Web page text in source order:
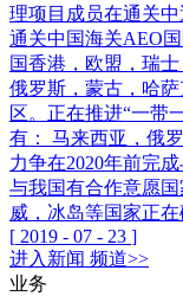
理项目成员在通关
通关中国海关AEO
国香港，欧盟，瑞
俄罗斯，蒙古，哈
区。正在推进“一带
有： 马来西亚，俄
力争在2020年前完
与我国有合作意愿
威，冰岛等国家正在
[ 2019 - 07 - 23 ]
进入 新闻 频道>>
业务